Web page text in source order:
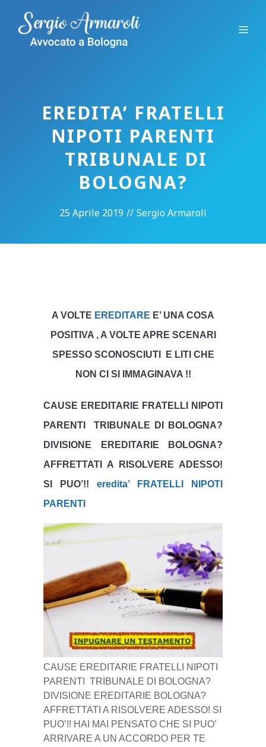
contenuto
EREDITA’ FRATELLI
NIPOTI PARENTI
TRIBUNALE DI
BOLOGNA?
25 Aprile 2019 // Sergio Armaroli
A VOLTE EREDITARE E’ UNA COSA
POSITIVA , A VOLTE APRE SCENARI
SPESSO SCONOSCIUTI E LITI CHE
NON CI SI IMMAGINAVA !!
CAUSE EREDITARIE FRATELLI NIPOTI
PARENTI TRIBUNALE DI BOLOGNA?
DIVISIONE EREDITARIE BOLOGNA?
AFFRETTATI A RISOLVERE ADESSO!
SI PUO’!! eredita’ FRATELLI NIPOTI
PARENTI
CAUSE EREDITARIE FRATELLI NIPOTI
PARENTI TRIBUNALE DI BOLOGNA?
DIVISIONE EREDITARIE BOLOGNA?
AFFRETTATI A RISOLVERE ADESSO! SI
PUO’!! HAI MAI PENSATO CHE SI PUO’
ARRIVARE A UN ACCORDO PER TE